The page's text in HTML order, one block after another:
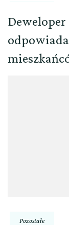
Pozostałe